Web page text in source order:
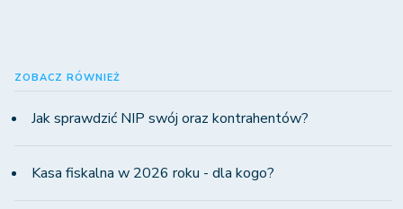
ZOBACZ RÓWNIEŻ
Jak sprawdzić NIP swój oraz kontrahentów?
Kasa fiskalna w 2026 roku - dla kogo?